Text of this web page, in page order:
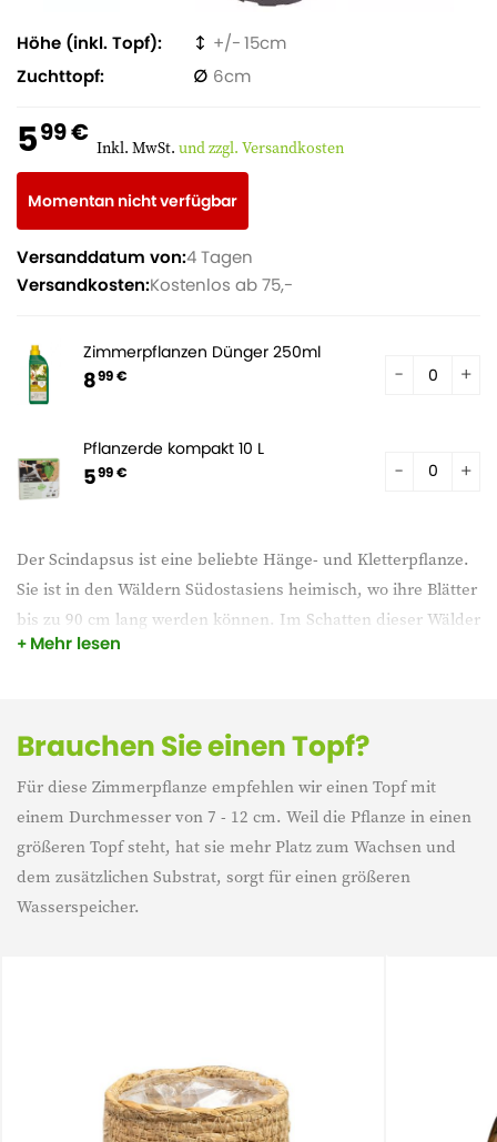
Der Scindapsus ist eine beliebte Hänge- und Kletterpflanze.
Sie ist in den Wäldern Südostasiens heimisch, wo ihre Blätter
bis zu 90 cm lang werden können. Im Schatten dieser Wälder
wächst Epipremnum als Kletterpflanze an Bäumen entlang.
Mehr lesen
Höhe (inkl. Topf)
15
Zuchttopf
6
599 € Inkl. MwSt. und zzgl. Versandkosten
Momentan nicht verfügbar
Versanddatum von:4 Tagen
Versandkosten:Kostenlos ab 75,-
Zimmerpflanzen Dünger 250ml
899 €
Pflanzerde kompakt 10 L
599 €
Brauchen Sie einen Topf?
Für diese Zimmerpflanze empfehlen wir einen Topf mit
einem Durchmesser von 7 - 12 cm. Weil die Pflanze in einen
größeren Topf steht, hat sie mehr Platz zum Wachsen und
dem zusätzlichen Substrat, sorgt für einen größeren
Wasserspeicher.